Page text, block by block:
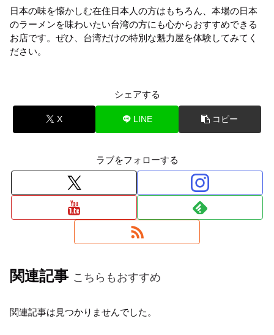
日本の味を懐かしむ在住日本人の方はもちろん、本場の日本
のラーメンを味わいたい台湾の方にも心からおすすめできる
お店です。ぜひ、台湾だけの特別な魁力屋を体験してみてく
ださい。
シェアする
X LINE コピー
ラブをフォローする
関連記事 こちらもおすすめ
関連記事は見つかりませんでした。